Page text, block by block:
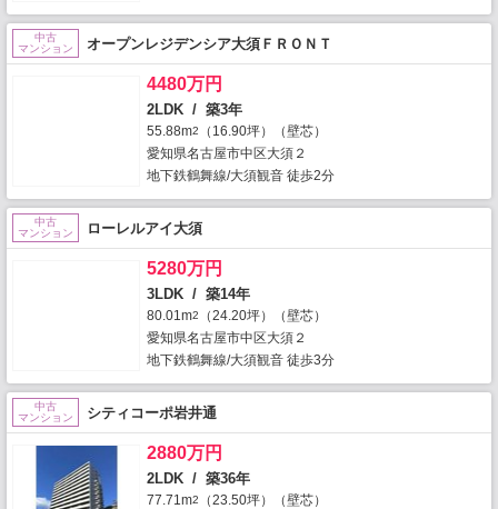
中古
マンション
オープンレジデンシア大須ＦＲＯＮＴ
4480万円
2LDK / 築3年
55.88m2
（16.90坪）（壁芯）
愛知県名古屋市中区大須２
地下鉄鶴舞線/大須観音 徒歩2分
中古
マンション
ローレルアイ大須
5280万円
3LDK / 築14年
80.01m2
（24.20坪）（壁芯）
愛知県名古屋市中区大須２
地下鉄鶴舞線/大須観音 徒歩3分
中古
マンション
シティコーポ岩井通
2880万円
2LDK / 築36年
77.71m2
（23.50坪）（壁芯）